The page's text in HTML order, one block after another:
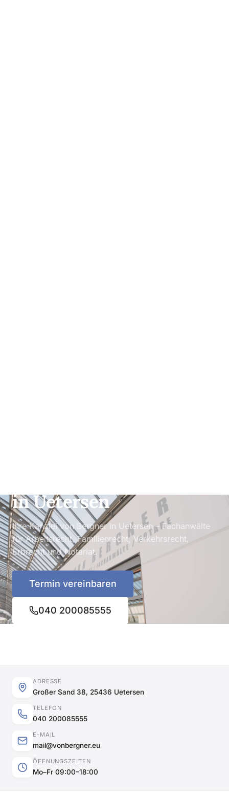
in Uetersen
Ihre Kanzlei von Bergner in Uetersen – Fachanwälte
für Arbeitsrecht, Familienrecht, Verkehrsrecht,
Erbrecht und Notariat.
Termin vereinbaren
040 200085555
ADRESSE
Großer Sand 38, 25436 Uetersen
TELEFON
040 200085555
E-MAIL
mail@vonbergner.eu
ÖFFNUNGSZEITEN
Mo–Fr 09:00–18:00